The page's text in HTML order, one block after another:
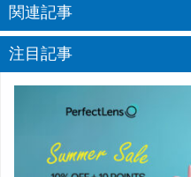
関連記事
注目記事